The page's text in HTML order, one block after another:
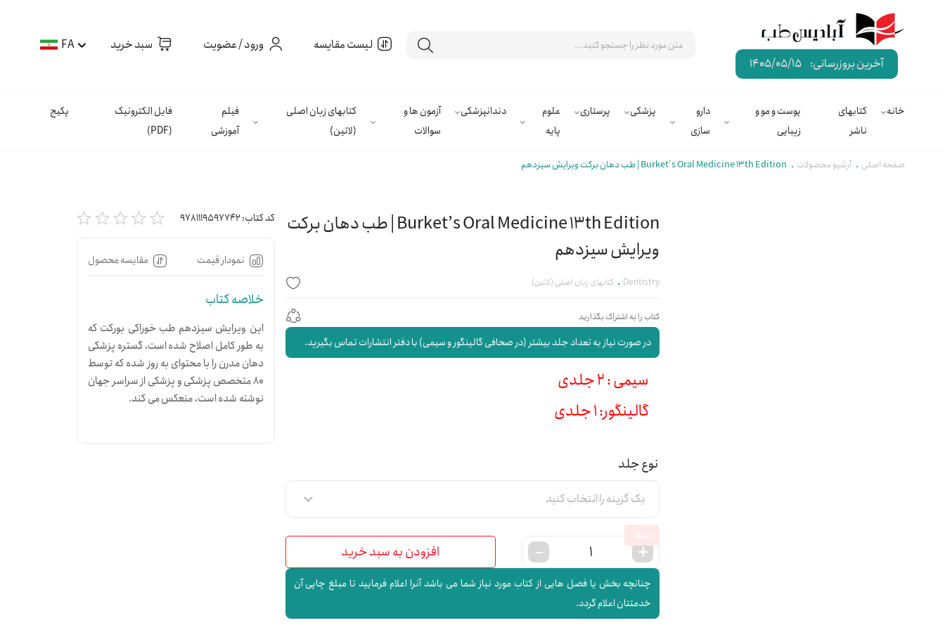
آخرین بروزرسانی: 1405/05/15
لیست مقایسه ورود / عضویت سبد خرید FA
خانه
کتابهای
ناشر
پوست و مو و
زیبایی
دارو
سازی
پزشکی پرستاری
علوم
پایه
دندانپزشکی
آزمون ها و
سوالات
کتابهای زبان اصلی
(لاتین)
فیلم
آموزشی
فایل الکترونیک
(PDF)
پکیج
صفحه اصلی آرشیو محصولات Burket’s Oral Medicine 13th Edition | طب دهان برکت ویرایش سیزدهم
Burket’s Oral Medicine 13th Edition | طب دهان برکت
ویرایش سیزدهم
Dentistry کتابهای زبان اصلی (لاتین)
کتاب را به اشتراک بگذارید
در صورت نیاز به تعداد جلد بیشتر (در صحافی گالینگور و سیمی) با دفتر انتشارات تماس بگیرید.
سیمی : 2 جلدی
گالینگور: 1 جلدی
نوع جلد
افزودن به سبد خرید
چنانچه بخش یا فصل هایی از کتاب مورد نیاز شما می باشد آنرا اعلام فرمایید تا مبلغ چاپی آن
خدمتتان اعلام گردد.
کد کتاب:9781119597742
نمودار قیمت مقایسه محصول
خلاصه کتاب
این ویرایش سیزدهم طب خوراکی بورکت که
به طور کامل اصلاح شده است، گستره پزشکی
دهان مدرن را با محتوای به روز شده که توسط
80 متخصص پزشکی و پزشکی از سراسر جهان
نوشته شده است، منعکس می کند.